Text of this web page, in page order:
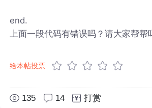
end.
上面一段代码有错误吗？请大家帮帮
给本帖投票
135 14 打赏